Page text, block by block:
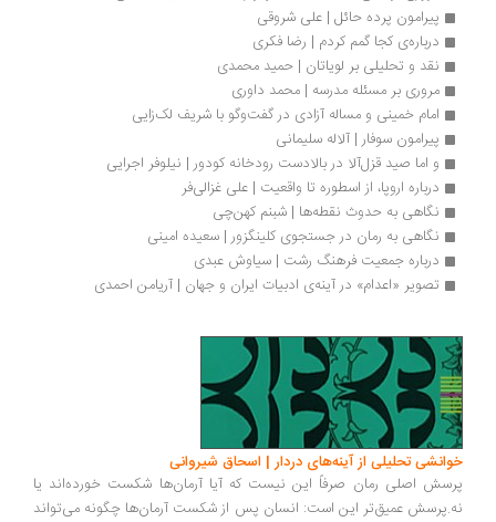
پیرامون پرده حائل | علی شروقی
درباره‌ی کجا گمم کردم | رضا فکری
نقد و تحلیلی بر لویاتان | حمید محمدی
مروری بر مسئله مدرسه | محمد داوری
امام خمینی و مساله آزادی در گفت‌وگو با شریف لک‌زایی
پیرامون سوفار | آلاله سلیمانی
و اما صید قزل‌آلا در بالادست رودخانه کودور | نیلوفر اجرایی
درباره اروپا، از اسطوره تا واقعیت | علی غزالی‌فر
نگاهی به حدوث نقطه‌ها | شبنم کهن‌چی
نگاهی به رمان در جستجوی کلینگزور | سعیده امینی
درباره جمعیت فرهنگ رشت | سیاوش عبدی
تصویر «اعدام» در آینه‌ی‌ ادبیات ایران و جهان | آریامن احمدی
تحلیلی از آینه‌های دردار | اسحاق شیروانی
اصلی رمان صرفاً این نیست که آیا آرمان‌ها شکست خورده‌اند یا
عمیق‌تر این است: انسان پس از شکست آرمان‌ها چگونه می‌تواند